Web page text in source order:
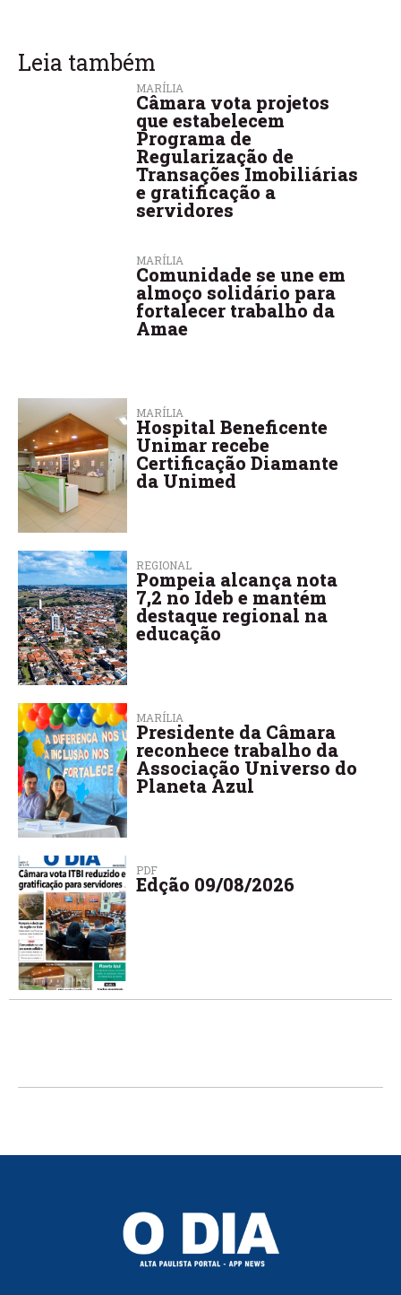
Leia também
MARÍLIA
Câmara vota projetos
que estabelecem
Programa de
Regularização de
Transações Imobiliárias
e gratificação a
servidores
MARÍLIA
Comunidade se une em
almoço solidário para
fortalecer trabalho da
Amae
MARÍLIA
Hospital Beneficente
Unimar recebe
Certificação Diamante
da Unimed
REGIONAL
Pompeia alcança nota
7,2 no Ideb e mantém
destaque regional na
educação
MARÍLIA
Presidente da Câmara
reconhece trabalho da
Associação Universo do
Planeta Azul
PDF
Edção 09/08/2026